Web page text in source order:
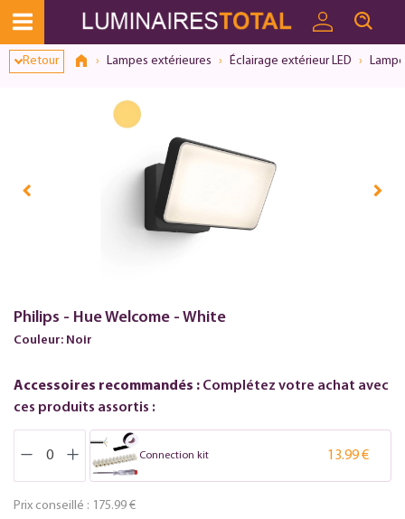
Retour Lampes extérieures Éclairage extérieur LED
Philips - Hue Welcome - White
Couleur: Noir
Accessoires recommandés : Complétez votre achat avec
ces produits assortis :
Connection kit 13.99 €
Prix conseillé : 175.99 €